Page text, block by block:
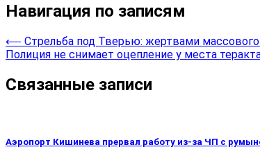
Навигация по записям
⟵ Стрельба под Тверью: жертвами
Полиция не снимает оцепление у места
Связанные записи
Аэропорт Кишинева прервал работу из-за ЧП с